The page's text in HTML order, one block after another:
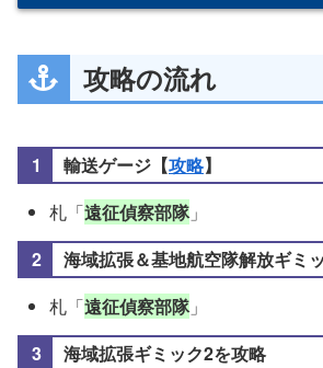
攻略の流れ
輸送ゲージ【攻略】
札「遠征偵察部隊」
海域拡張＆基地航空隊解放ギミ
札「遠征偵察部隊」
海域拡張ギミック2を攻略